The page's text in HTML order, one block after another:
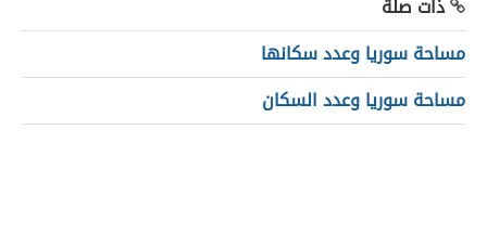
ذات صلة
مساحة سوريا وعدد سكانها
مساحة سوريا وعدد السكان